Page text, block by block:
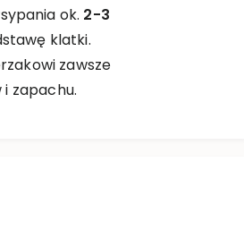
ok. 2-3
klatki.
zawsze
i zapachu.